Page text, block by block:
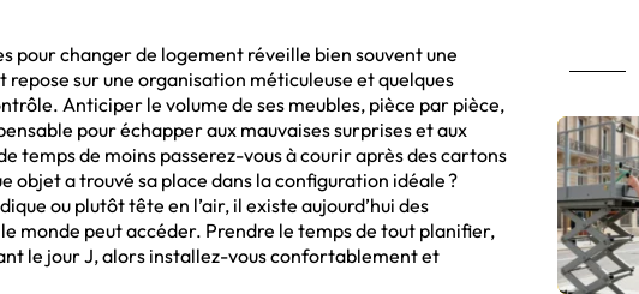
pour changer de logement réveille bien souvent une
sur une organisation méticuleuse et quelques
Anticiper le volume de ses meubles, pièce par pièce,
pour échapper aux mauvaises surprises et aux
temps de moins passerez-vous à courir après des cartons
objet a trouvé sa place dans la configuration idéale ?
ou plutôt tête en l’air, il existe aujourd’hui des
monde peut accéder. Prendre le temps de tout planifier,
le jour J, alors installez-vous confortablement et